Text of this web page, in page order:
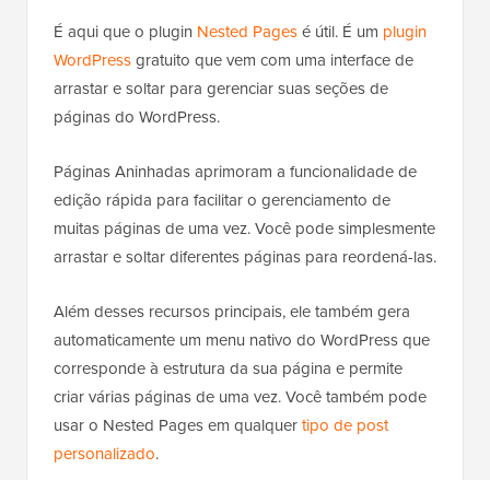
É aqui que o plugin Nested Pagesé útil. É um plugin
WordPressgratuito que vem com uma interface de
arrastar e soltar para gerenciar suas seções de
páginas do WordPress.
Páginas Aninhadas aprimoram a funcionalidade de
edição rápida para facilitar o gerenciamento de
muitas páginas de uma vez. Você pode simplesmente
arrastar e soltar diferentes páginas para reordená-las.
Além desses recursos principais, ele também gera
automaticamente um menu nativo do WordPress que
corresponde à estrutura da sua página e permite
criar várias páginas de uma vez. Você também pode
usar o Nested Pages em qualquertipo de post
personalizado.